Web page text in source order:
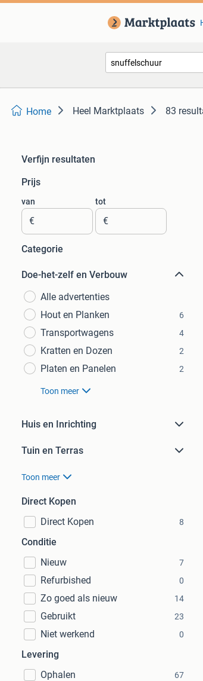
Home Heel Marktplaats 83
Verfijn resultaten
Prijs
van
€
tot
€
Categorie
Doe-het-zelf en Verbouw
Alle advertenties
Hout en Planken
6
Transportwagens 4
Kratten en Dozen 2
Platen en Panelen 2
Toon meer
Huis en Inrichting
Tuin en Terras
Toon meer
Direct Kopen
Direct Kopen
8
Conditie
Nieuw
7
Refurbished 0
Zo goed als nieuw 14
Gebruikt 23
Niet werkend 0
Levering
Ophalen
67